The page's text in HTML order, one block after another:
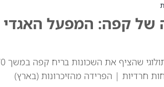
של קפה: המפעל